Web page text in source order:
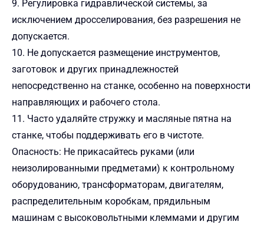
9. Регулировка гидравлической системы, за
исключением дросселирования, без разрешения не
допускается.
10. Не допускается размещение инструментов,
заготовок и других принадлежностей
непосредственно на станке, особенно на поверхности
направляющих и рабочего стола.
11. Часто удаляйте стружку и масляные пятна на
станке, чтобы поддерживать его в чистоте.
Опасность: Не прикасайтесь руками (или
неизолированными предметами) к контрольному
оборудованию, трансформаторам, двигателям,
распределительным коробкам, прядильным
машинам с высоковольтными клеммами и другим